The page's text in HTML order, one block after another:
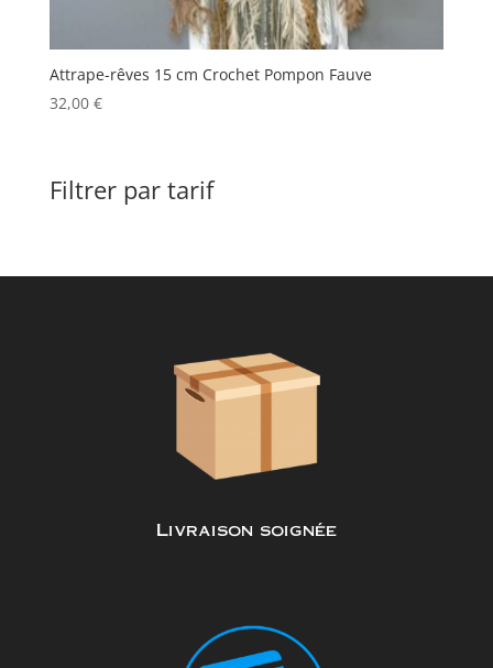
Attrape-rêves 15 cm Crochet Pompon Fauve
32,00 €
Filtrer par tarif
Livraison soignée